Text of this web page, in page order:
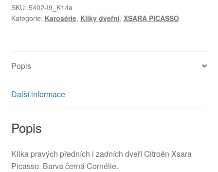
Xsara
Picasso
SKU: 5402-I9_K14a
Kategorie: Karosérie, Kliky dveřní, XSARA PICASSO
Popis
Další informace
Popis
Klika pravých předních i zadních dveří Citroën Xsara
Picasso. Barva černá Cornélie.